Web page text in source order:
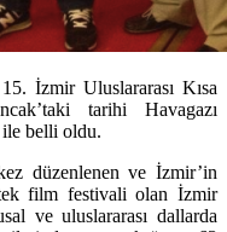
İzmir Uluslararası Kısa
tarihi Havagazı
ile belli oldu.
düzenlenen ve İzmir’in
film festivali olan İzmir
ve uluslararası dallarda